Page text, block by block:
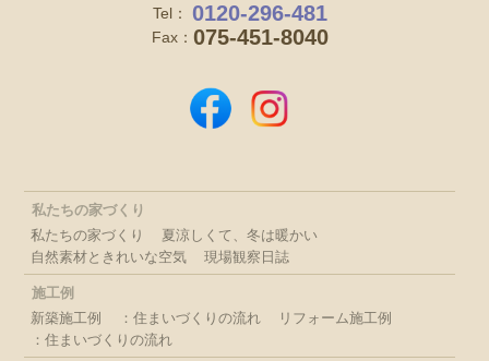
Tel：
0120-296-481
Fax： 075-451-8040
私たちの家づくり
私たちの家づくり
夏涼しくて、冬は暖かい
自然素材ときれいな空気
現場観察日誌
施工例
新築施工例
：住まいづくりの流れ
リフォーム施工例
：住まいづくりの流れ